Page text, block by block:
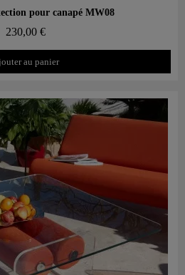
rapide
pour canapé MW08
230,00 €
au panier